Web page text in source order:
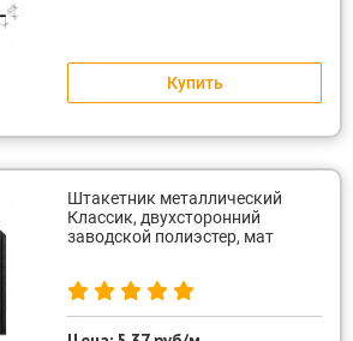
Купить
Штакетник металлический
Классик, двухсторонний
заводской полиэстер, мат